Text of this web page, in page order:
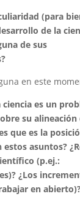
(para
de la
de sus
en este
es un
su alineación
que es la
asuntos?
(p.ej.:
¿Los
en